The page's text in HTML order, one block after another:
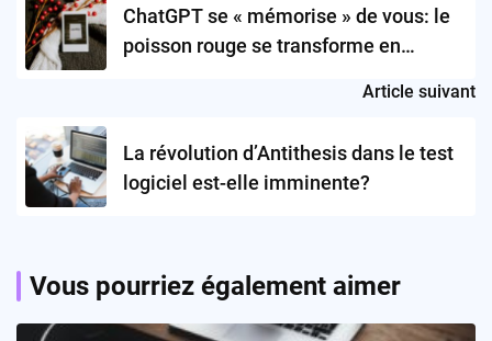
ChatGPT se « mémorise » de vous: le
poisson rouge se transforme en
Article suivant
La révolution d’Antithesis dans le test
logiciel est-elle imminente?
Vous pourriez également aimer